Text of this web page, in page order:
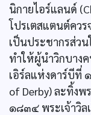
นิกายไอร์แลนด์
โปรเตสแตนต์คว
เป็นประชากรส่ว
ทำให้ผู้นำวิกบาง
เอิร์ลแห่งดาร์บีที่ ๑
of Derby) ละทิ้งพ
๑๘๓๔ พระเจ้าวิล